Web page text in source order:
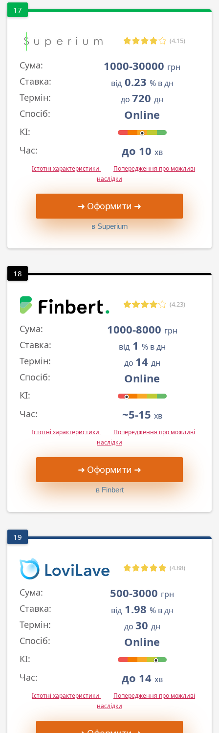
17
(4.15)
Сума: 1000-30000 грн
Ставка: від0.23 % в дн
Термін: до 720 дн
Спосіб: Online
КІ:
Час:
до 10 хв
Істотні характеристики
Попередження про можливі
наслідки
➜ Оформити ➜
в Superium
18
(4.23)
Сума: 1000-8000 грн
Ставка: від1 % в дн
Термін: до 14 дн
Спосіб: Online
КІ:
Час:
~5-15 хв
Істотні характеристики
Попередження про можливі
наслідки
➜ Оформити ➜
в Finbert
19
(4.88)
Сума: 500-3000 грн
Ставка: від1.98 % в дн
Термін: до 30 дн
Спосіб: Online
КІ:
Час:
до 14 хв
Істотні характеристики
Попередження про можливі
наслідки